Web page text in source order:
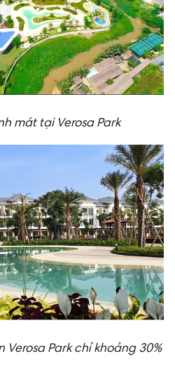
mát tại Verosa Park
Park chỉ khoảng 30%